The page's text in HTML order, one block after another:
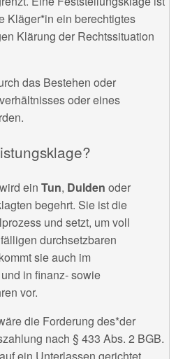
Kläger*in ein berechtigtes
Klärung der Rechtssituation
das Bestehen oder
oder eines
ein Tun, Dulden oder
begehrt. Sie ist die
und setzt, um voll
durchsetzbaren
sie auch im
in finanz- sowie
vor.
die Forderung des*der
nach § 433 Abs. 2 BGB.
ein Unterlassen gerichtet,